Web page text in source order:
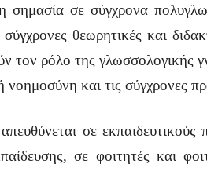
σημασία σε σύγχρονα
σύγχρονες θεωρητικές και
τον ρόλο της γλωσσολογικής
νοημοσύνη και τις σύγχρονες
σε
σε φοιτητές και